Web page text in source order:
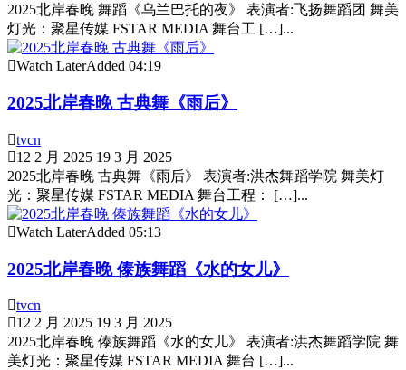
2025北岸春晚 舞蹈《乌兰巴托的夜》 表演者:飞扬舞蹈团 舞美
灯光：聚星传媒 FSTAR MEDIA 舞台工 […]...
Watch LaterAdded 04:19
2025北岸春晚 古典舞《雨后》
tvcn
12 2 月 2025 19 3 月 2025
2025北岸春晚 古典舞《雨后》 表演者:洪杰舞蹈学院 舞美灯
光：聚星传媒 FSTAR MEDIA 舞台工程： […]...
Watch LaterAdded 05:13
2025北岸春晚 傣族舞蹈《水的女儿》
tvcn
12 2 月 2025 19 3 月 2025
2025北岸春晚 傣族舞蹈《水的女儿》 表演者:洪杰舞蹈学院 舞
美灯光：聚星传媒 FSTAR MEDIA 舞台 […]...